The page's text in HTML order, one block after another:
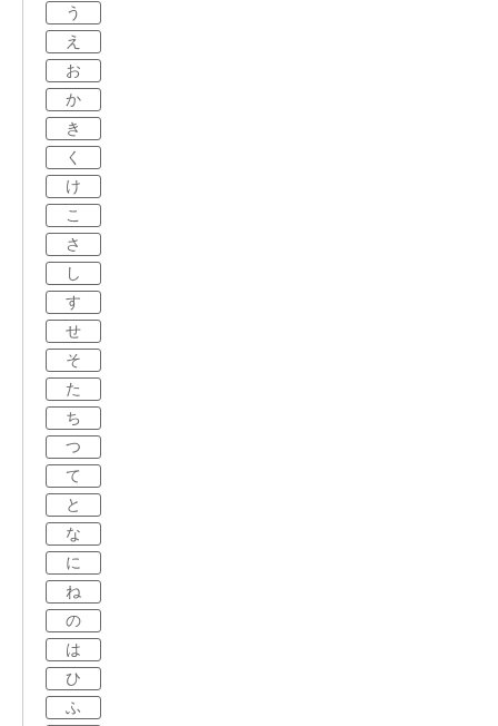
う
え
お
か
き
く
け
こ
さ
し
す
せ
そ
た
ち
つ
て
と
な
に
ね
の
は
ひ
ふ